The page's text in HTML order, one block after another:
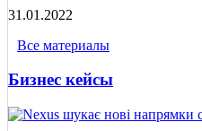
31.01.2022
Все материалы
Бизнес кейсы